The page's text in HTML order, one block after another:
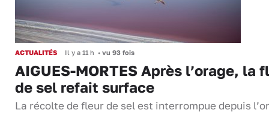
ACTUALITÉS Il y a 11 h • vu 93 fois
AIGUES-MORTES Après l’orage, la
de sel refait surface
La récolte de fleur de sel est interrompue depuis